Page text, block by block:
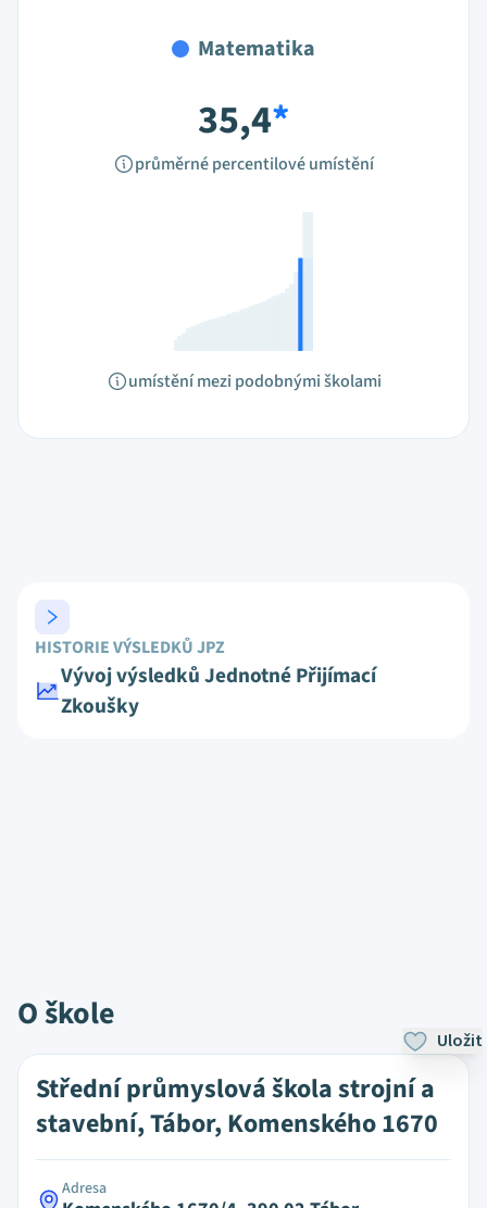
Matematika
35,4*
průměrné percentilové umístění
umístění mezi podobnými školami
HISTORIE VÝSLEDKŮ JPZ
Vývoj výsledků Jednotné Přijímací
Zkoušky
O škole
Uložit
Střední průmyslová škola strojní a
stavební, Tábor, Komenského 1670
Adresa